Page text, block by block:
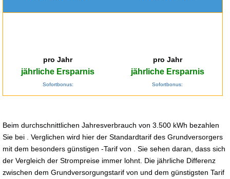
pro Jahr
jährliche Ersparnis
Sofortbonus:
pro Jahr
jährliche Ersparnis
Sofortbonus:
Beim durchschnittlichen Jahresverbrauch von 3.500 kWh bezahlen
Sie bei . Verglichen wird hier der Standardtarif des Grundversorgers
mit dem besonders günstigen -Tarif von . Sie sehen daran, dass sich
der Vergleich der Strompreise immer lohnt. Die jährliche Differenz
zwischen dem Grundversorgungstarif von und dem günstigsten Tarif